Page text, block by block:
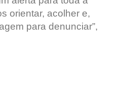
orientar, acolher e,
para denunciar”,